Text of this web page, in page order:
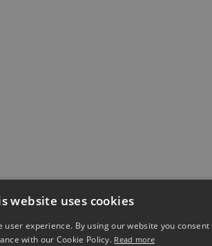
website uses cookies
experience. By using our website you consent
with our Cookie Policy. Read more